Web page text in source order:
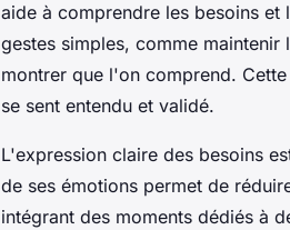
aide à comprendre les besoins
gestes simples, comme
montrer que l'on comprend.
se sent entendu et validé.
L'expression claire des besoins
de ses émotions permet de
intégrant des moments dédiés à